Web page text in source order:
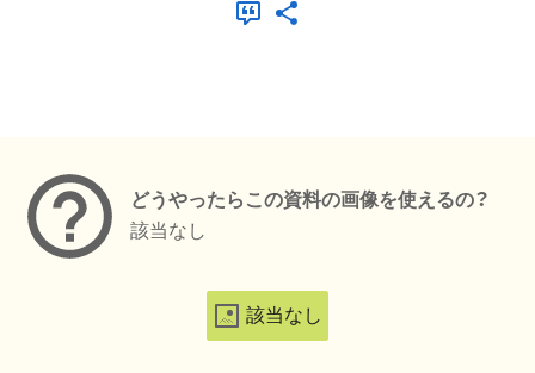
どうやったらこの資料の画像を使えるの？
該当なし
該当なし